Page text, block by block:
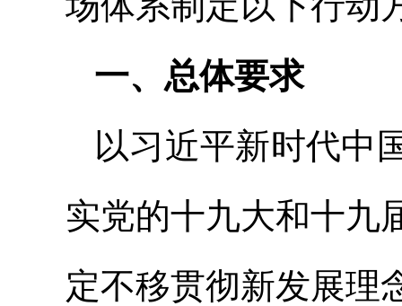
一、总体要求
以习近平新时代中
实党的十九大和十九
定不移贯彻新发展理